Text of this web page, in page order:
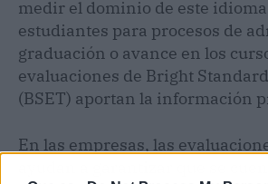
medir el dominio de este
estudiantes para procesos de
graduación o avance en los
evaluaciones de Bright
(BSET) aportan la información
En las empresas, las